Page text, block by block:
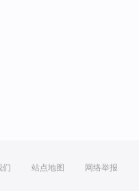
们 站点地图 网络举报